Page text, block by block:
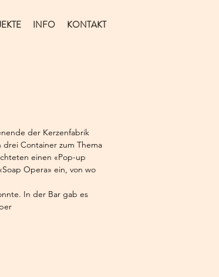
INFO KONTAKT
der Kerzenfabrik
Container zum Thema
einen «Pop-up
Opera» ein, von wo
In der Bar gab es